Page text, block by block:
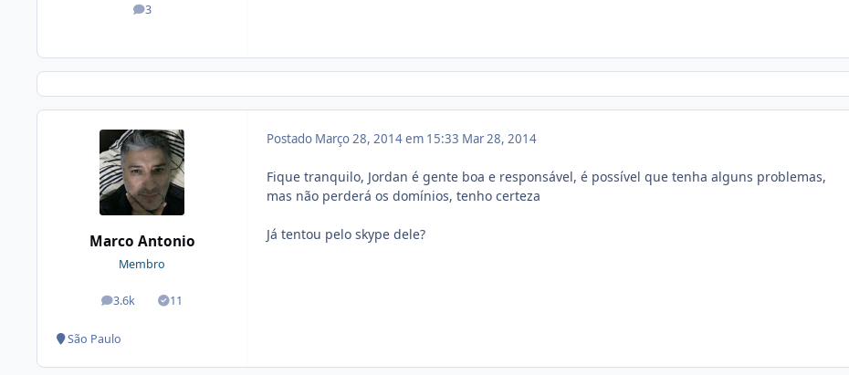
3
posts
Marco Antonio
Membro
3.6k
posts 11
Soluções
São Paulo
Postado Março 28, 2014 em 15:33 Mar 28, 2014
Fique tranquilo, Jordan é gente boa e responsável, é possível que tenha alguns problemas,
mas não perderá os domínios, tenho certeza
Já tentou pelo skype dele?